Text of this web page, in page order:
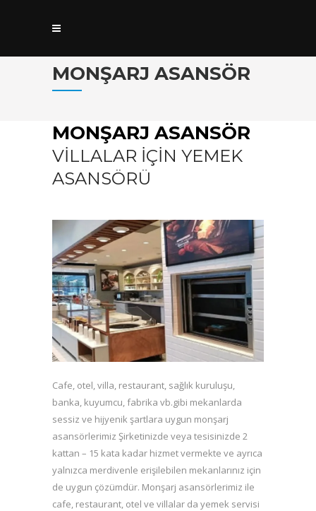
MONŞARJ ASANSÖR
MONŞARJ ASANSÖR
VILLALAR İÇIN YEMEK
ASANSÖRÜ
Cafe, otel, villa, restaurant, sağlık kuruluşu,
banka, kuyumcu, fabrika vb.gibi mekanlarda
sessiz ve hijyenik şartlara uygun monşarj
asansörlerimiz Şirketinizde veya tesisinizde 2
kattan – 15 kata kadar hizmet vermekte ve ayrıca
yalnızca merdivenle erişilebilen mekanlarınız için
de uygun çözümdür. Monşarj asansörlerimiz ile
cafe, restaurant, otel ve villalar da yemek servisi